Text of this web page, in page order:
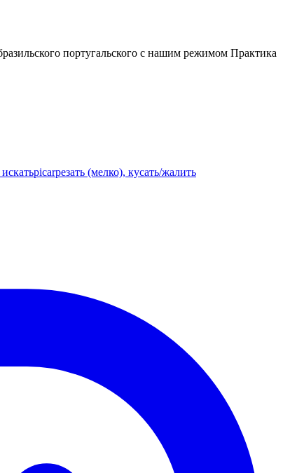
португальского с нашим режимом Практика
picarрезать (мелко), кусать/жалить